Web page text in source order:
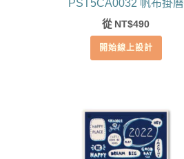
PST5CA0032 帆布掛曆
從 NT$490
開始線上設計